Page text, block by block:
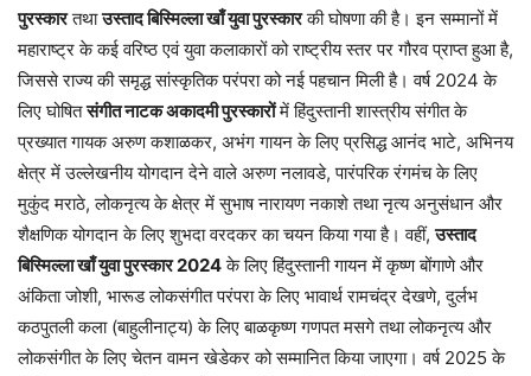
पुरस्कारतथाउस्ताद बिस्मिल्ला खाँ युवा पुरस्कारकी घोषणा की है। इन सम्मानों में
महाराष्ट्र के कई वरिष्ठ एवं युवा कलाकारों को राष्ट्रीय स्तर पर गौरव प्राप्त हुआ है,
जिससे राज्य की समृद्ध सांस्कृतिक परंपरा को नई पहचान मिली है। वर्ष 2024 के
लिए घोषितसंगीत नाटक अकादमी पुरस्कारोंमें हिंदुस्तानी शास्त्रीय संगीत के
प्रख्यात गायक अरुण कशाळकर, अभंग गायन के लिए प्रसिद्ध आनंद भाटे, अभिनय
क्षेत्र में उल्लेखनीय योगदान देने वाले अरुण नलावडे, पारंपरिक रंगमंच के लिए
मुकुंद मराठे, लोकनृत्य के क्षेत्र में सुभाष नारायण नकाशे तथा नृत्य अनुसंधान और
शैक्षणिक योगदान के लिए शुभदा वरदकर का चयन किया गया है। वहीं,उस्ताद
बिस्मिल्ला खाँ युवा पुरस्कार 2024के लिए हिंदुस्तानी गायन में कृष्ण बोंगाणे और
अंकिता जोशी, भारूड लोकसंगीत परंपरा के लिए भावार्थ रामचंद्र देखणे, दुर्लभ
कठपुतली कला (बाहुलीनाट्य) के लिए बाळकृष्ण गणपत मसगे तथा लोकनृत्य और
लोकसंगीत के लिए चेतन वामन खेडेकर को सम्मानित किया जाएगा। वर्ष 2025 के